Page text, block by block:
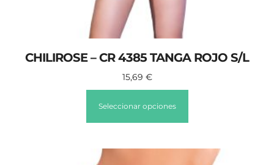
CHILIROSE – CR 4385 TANGA ROJO S/L
15,69 €
Seleccionar opciones